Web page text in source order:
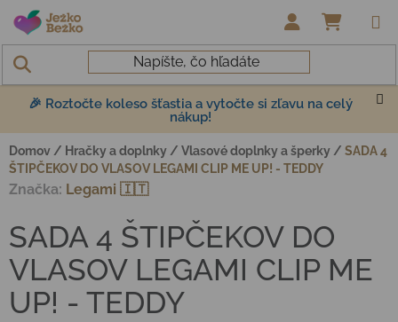
Prejsť na obsah
🎉 Roztočte koleso šťastia a vytočte si zľavu na celý
nákup!
Domov / Hračky a doplnky / Vlasové doplnky a šperky / SADA 4
ŠTIPČEKOV DO VLASOV LEGAMI CLIP ME UP! - TEDDY
SADA 4 ŠTIPČEKOV DO
VLASOV LEGAMI CLIP ME
UP! - TEDDY
Značka: Legami 🇮🇹